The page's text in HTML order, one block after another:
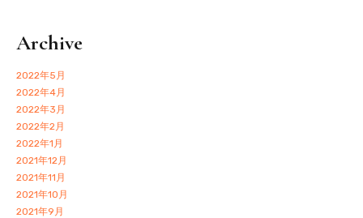
Archive
2022年5月
2022年4月
2022年3月
2022年2月
2022年1月
2021年12月
2021年11月
2021年10月
2021年9月